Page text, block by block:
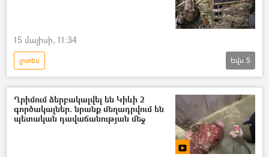
15 մայիսի, 11:34
լրտես
Անվտանգության դաշնային ծառայություն (ԱԴԾ)
լրտեսություն
Ռուսաստան
Ուկրաինա
Կիև
Եվս 5
Ղրիմում ձերբակալվել են Կիևի 2
գործակալներ. նրանք մեղադրվում են
պետական դավաճանության մեջ